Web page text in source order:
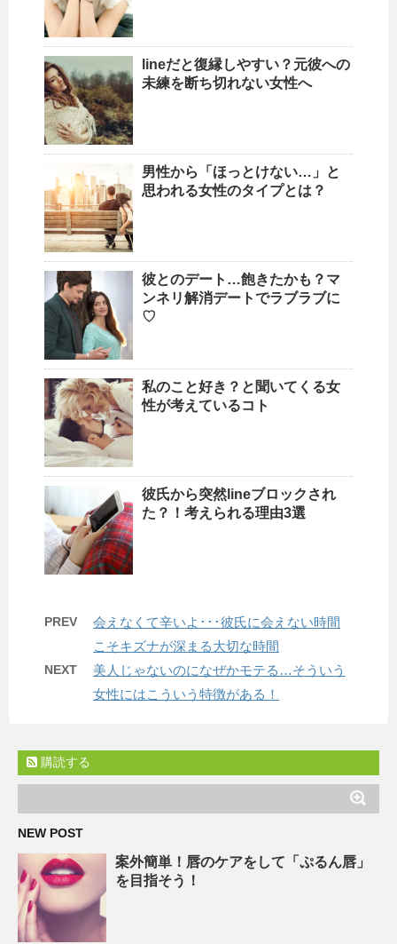
lineだと復縁しやすい？元彼への
未練を断ち切れない女性へ
男性から「ほっとけない…」と
思われる女性のタイプとは？
彼とのデート…飽きたかも？マ
ンネリ解消デートでラブラブに
♡
私のこと好き？と聞いてくる女
性が考えているコト
彼氏から突然lineブロックされ
た？！考えられる理由3選
PREV
会えなくて辛いよ･･･彼氏に会えない時間
こそキズナが深まる大切な時間
NEXT
美人じゃないのになぜかモテる…そういう
女性にはこういう特徴がある！
購読する
NEW POST
案外簡単！唇のケアをして「ぷるん唇」
を目指そう！